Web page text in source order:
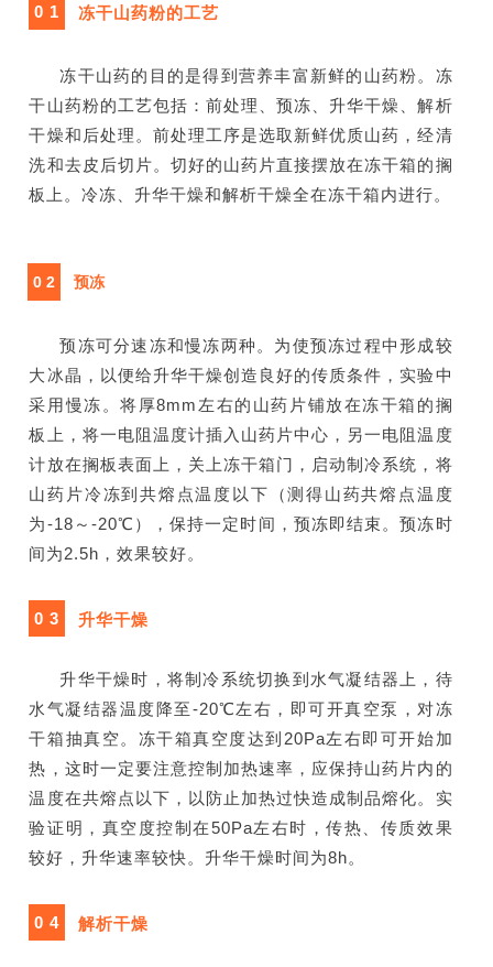
0 1 冻干山药粉的工艺
冻干山药的目的是得到营养丰富新鲜的山药粉。冻
干山药粉的工艺包括：前处理、预冻、升华干燥、解析
干燥和后处理。前处理工序是选取新鲜优质山药，经清
洗和去皮后切片。切好的山药片直接摆放在冻干箱的搁
板上。冷冻、升华干燥和解析干燥全在冻干箱内进行。
0 2 预冻
预冻可分速冻和慢冻两种。为使预冻过程中形成较
大冰晶，以便给升华干燥创造良好的传质条件，实验中
采用慢冻。将厚8mm左右的山药片铺放在冻干箱的搁
板上，将一电阻温度计插入山药片中心，另一电阻温度
计放在搁板表面上，关上冻干箱门，启动制冷系统，将
山药片冷冻到共熔点温度以下（测得山药共熔点温度
为-18～-20℃），保持一定时间，预冻即结束。预冻时
间为2.5h，效果较好。
0 3 升华干燥
升华干燥时，将制冷系统切换到水气凝结器上，待
水气凝结器温度降至-20℃左右，即可开真空泵，对冻
干箱抽真空。冻干箱真空度达到20Pa左右即可开始加
热，这时一定要注意控制加热速率，应保持山药片内的
温度在共熔点以下，以防止加热过快造成制品熔化。实
验证明，真空度控制在50Pa左右时，传热、传质效果
较好，升华速率较快。升华干燥时间为8h。
0 4 解析干燥